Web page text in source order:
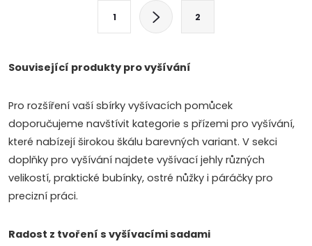
d
c
í
p
r
v
á
k
o
v
á
n
í
1 2
Související produkty pro vyšívání
Pro rozšíření vaší sbírky vyšívacích pomůcek
doporučujeme navštívit kategorie s přízemi pro vyšívání,
které nabízejí širokou škálu barevných variant. V sekci
doplňky pro vyšívání najdete vyšívací jehly různých
velikostí, praktické bubínky, ostré nůžky i páráčky pro
precizní práci.
Radost z tvoření s vyšívacími sadami